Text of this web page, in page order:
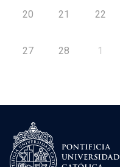
20 21 22
27 28 1